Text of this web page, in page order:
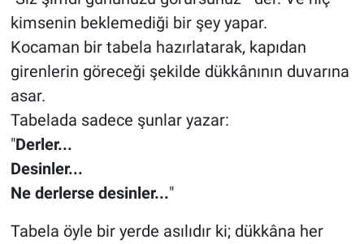
kimsenin beklemediği bir şey yapar.
Kocaman bir tabela hazırlatarak, kapıdan
girenlerin göreceği şekilde dükkânının duvarına
asar.
Tabelada sadece şunlar yazar:
"Derler...
Desinler...
Ne derlerse desinler..."
Tabela öyle bir yerde asılıdır ki; dükkâna her